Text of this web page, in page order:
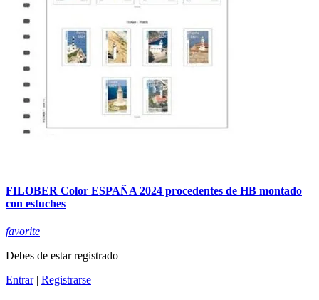
FILOBER Color ESPAÑA 2024 procedentes de HB montado
con estuches
favorite
Debes de estar registrado
Entrar| Registrarse